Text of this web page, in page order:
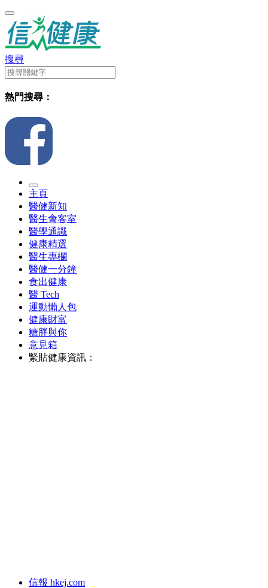
搜尋
熱門搜尋：
主頁
醫健新知
醫生會客室
醫學通識
健康精選
醫生專欄
醫健一分鐘
食出健康
醫 Tech
運動懶人包
健康財富
糖胖與你
意見箱
緊貼健康資訊：
信報 hkej.com